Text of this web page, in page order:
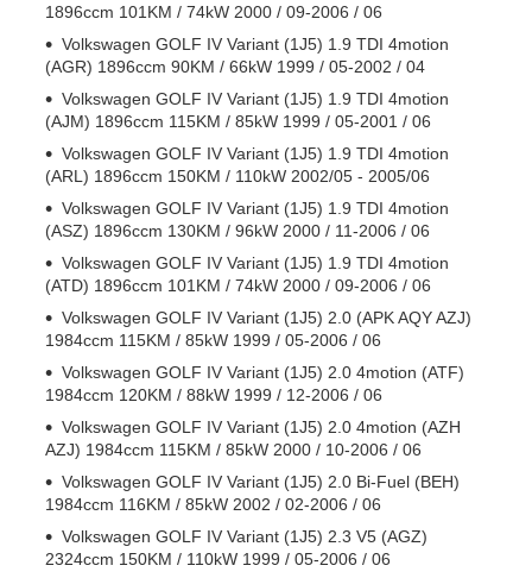
1896ccm 101KM / 74kW 2000 / 09-2006 / 06
Volkswagen GOLF IV Variant (1J5) 1.9 TDI 4motion
(AGR) 1896ccm 90KM / 66kW 1999 / 05-2002 / 04
Volkswagen GOLF IV Variant (1J5) 1.9 TDI 4motion
(AJM) 1896ccm 115KM / 85kW 1999 / 05-2001 / 06
Volkswagen GOLF IV Variant (1J5) 1.9 TDI 4motion
(ARL) 1896ccm 150KM / 110kW 2002/05 - 2005/06
Volkswagen GOLF IV Variant (1J5) 1.9 TDI 4motion
(ASZ) 1896ccm 130KM / 96kW 2000 / 11-2006 / 06
Volkswagen GOLF IV Variant (1J5) 1.9 TDI 4motion
(ATD) 1896ccm 101KM / 74kW 2000 / 09-2006 / 06
Volkswagen GOLF IV Variant (1J5) 2.0 (APK AQY AZJ)
1984ccm 115KM / 85kW 1999 / 05-2006 / 06
Volkswagen GOLF IV Variant (1J5) 2.0 4motion (ATF)
1984ccm 120KM / 88kW 1999 / 12-2006 / 06
Volkswagen GOLF IV Variant (1J5) 2.0 4motion (AZH
AZJ) 1984ccm 115KM / 85kW 2000 / 10-2006 / 06
Volkswagen GOLF IV Variant (1J5) 2.0 Bi-Fuel (BEH)
1984ccm 116KM / 85kW 2002 / 02-2006 / 06
Volkswagen GOLF IV Variant (1J5) 2.3 V5 (AGZ)
2324ccm 150KM / 110kW 1999 / 05-2006 / 06